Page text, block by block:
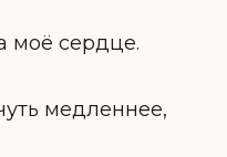
моё сердце.
медленнее,